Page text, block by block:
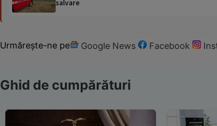
salvare
Urmărește-ne pe Google News Facebook
Ghid de cumpărături